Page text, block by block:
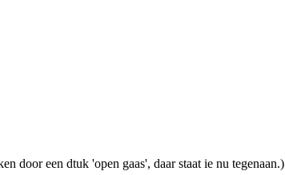
door een dtuk 'open gaas', daar staat ie nu tegenaan.)